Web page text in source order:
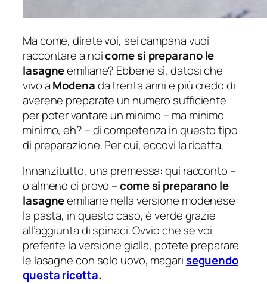
Ma come, direte voi, sei campana vuoi
raccontare a noicome si preparano le
lasagneemiliane? Ebbene sì, datosi che
vivo aModenada trenta anni e più credo di
averene preparate un numero sufficiente
per poter vantare un minimo – ma minimo
minimo, eh? – di competenza in questo tipo
di preparazione. Per cui, eccovi la ricetta.
Innanzitutto, una premessa: qui racconto –
o almeno ci provo –come si preparano le
lasagneemiliane nella versione modenese:
la pasta, in questo caso, è verde grazie
all’aggiunta di spinaci. Ovvio che se voi
preferite la versione gialla, potete preparare
le lasagne con solo uovo, magariseguendo
questa ricetta.